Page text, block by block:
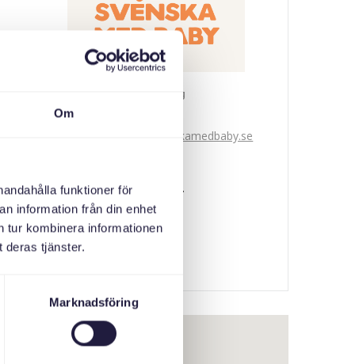
Om
funktioner för
information från din enhet
tur kombinera informationen
deras tjänster.
Marknadsföring
Svenska med baby
bokningen@svenskamedbaby.se
MEDARRANGÖRER
Stockholms Stad